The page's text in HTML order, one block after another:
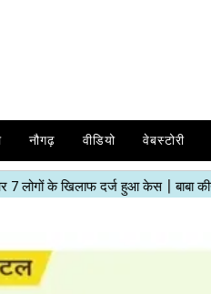
नौगढ़ वीडियो वेबस्टोरी